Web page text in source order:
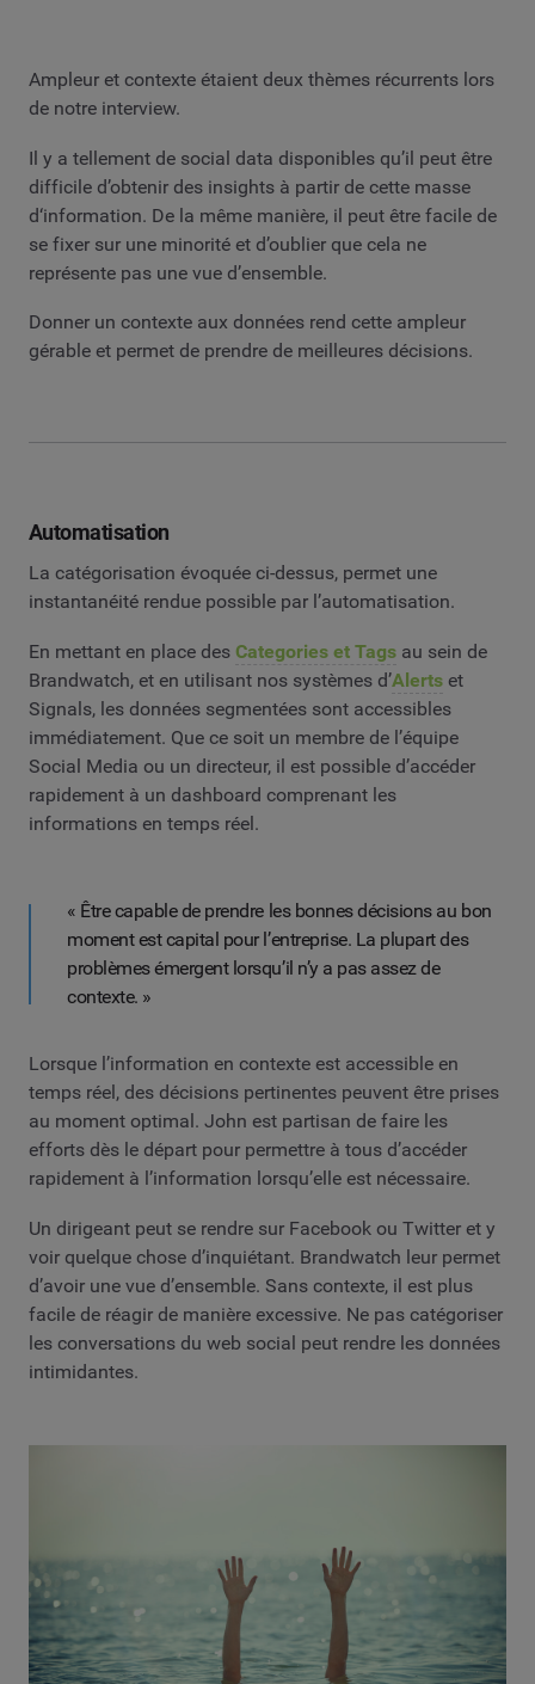
Ampleur et contexte étaient deux thèmes récurrents lors
de notre interview.
Il y a tellement de social data disponibles qu’il peut être
difficile d’obtenir des insights à partir de cette masse
d‘information. De la même manière, il peut être facile de
se fixer sur une minorité et d’oublier que cela ne
représente pas une vue d’ensemble.
Donner un contexte aux données rend cette ampleur
gérable et permet de prendre de meilleures décisions.
Automatisation
La catégorisation évoquée ci-dessus, permet une
instantanéité rendue possible par l’automatisation.
En mettant en place des Categories et Tags au sein de
Brandwatch, et en utilisant nos systèmes d’Alerts et
Signals, les données segmentées sont accessibles
immédiatement. Que ce soit un membre de l’équipe
Social Media ou un directeur, il est possible d’accéder
rapidement à un dashboard comprenant les
informations en temps réel.
« Être capable de prendre les bonnes décisions au bon
moment est capital pour l’entreprise. La plupart des
problèmes émergent lorsqu’il n’y a pas assez de
contexte. »
Lorsque l’information en contexte est accessible en
temps réel, des décisions pertinentes peuvent être prises
au moment optimal. John est partisan de faire les
efforts dès le départ pour permettre à tous d’accéder
rapidement à l’information lorsqu’elle est nécessaire.
Un dirigeant peut se rendre sur Facebook ou Twitter et y
voir quelque chose d’inquiétant. Brandwatch leur permet
d’avoir une vue d’ensemble. Sans contexte, il est plus
facile de réagir de manière excessive. Ne pas catégoriser
les conversations du web social peut rendre les données
intimidantes.